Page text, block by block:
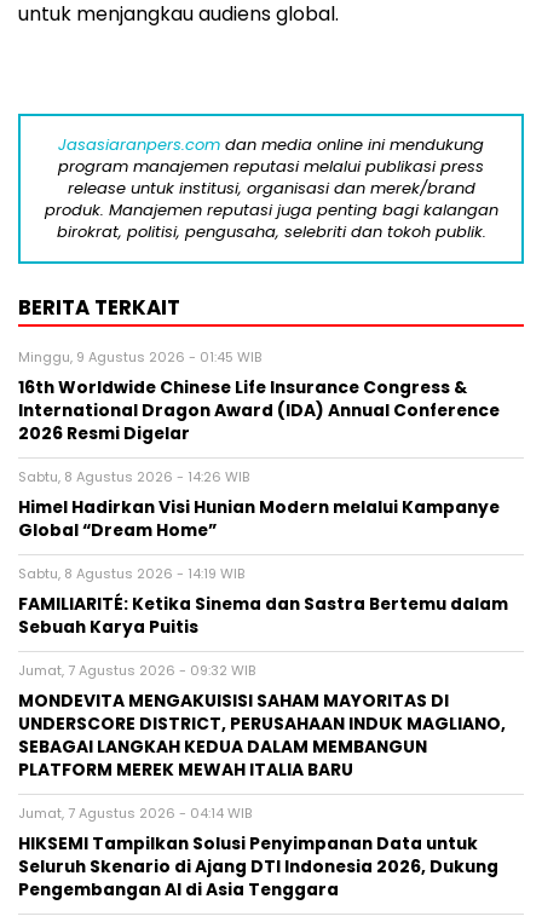
untuk menjangkau audiens global.
Jasasiaranpers.com dan media online ini mendukung
program manajemen reputasi melalui publikasi press
release untuk institusi, organisasi dan merek/brand
produk. Manajemen reputasi juga penting bagi kalangan
birokrat, politisi, pengusaha, selebriti dan tokoh publik.
BERITA TERKAIT
Minggu, 9 Agustus 2026 - 01:45 WIB
16th Worldwide Chinese Life Insurance Congress &
International Dragon Award (IDA) Annual Conference
2026 Resmi Digelar
Sabtu, 8 Agustus 2026 - 14:26 WIB
Himel Hadirkan Visi Hunian Modern melalui Kampanye
Global “Dream Home”
Sabtu, 8 Agustus 2026 - 14:19 WIB
FAMILIARITÉ: Ketika Sinema dan Sastra Bertemu dalam
Sebuah Karya Puitis
Jumat, 7 Agustus 2026 - 09:32 WIB
MONDEVITA MENGAKUISISI SAHAM MAYORITAS DI
UNDERSCORE DISTRICT, PERUSAHAAN INDUK MAGLIANO,
SEBAGAI LANGKAH KEDUA DALAM MEMBANGUN
PLATFORM MEREK MEWAH ITALIA BARU
Jumat, 7 Agustus 2026 - 04:14 WIB
HIKSEMI Tampilkan Solusi Penyimpanan Data untuk
Seluruh Skenario di Ajang DTI Indonesia 2026, Dukung
Pengembangan AI di Asia Tenggara